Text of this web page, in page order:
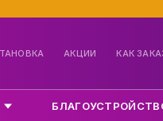
АКЦИИ КАК